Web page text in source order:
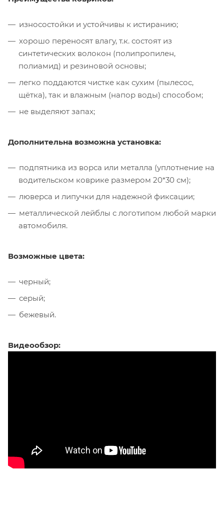
износостойки и устойчивы к истиранию;
хорошо переносят влагу, т.к. состоят из
синтетических волокон (полипропилен,
полиамид) и резиновой основы;
легко поддаются чистке как сухим (пылесос,
щётка), так и влажным (напор воды) способом;
не выделяют запах;
Дополнительна возможна установка:
подпятника из ворса или металла (уплотнение на
водительском коврике размером 20*30 см);
люверса и липучки для надежной фиксации;
металлической лейблы с логотипом любой марки
автомобиля.
Возможные цвета:
черный;
серый;
бежевый.
Видеообзор: